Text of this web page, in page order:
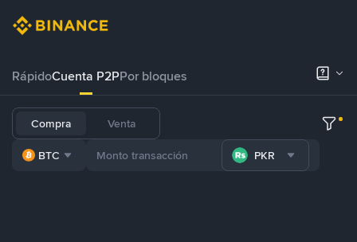
RápidoCuenta P2PPor bloques
Compra Venta
BTC PKR